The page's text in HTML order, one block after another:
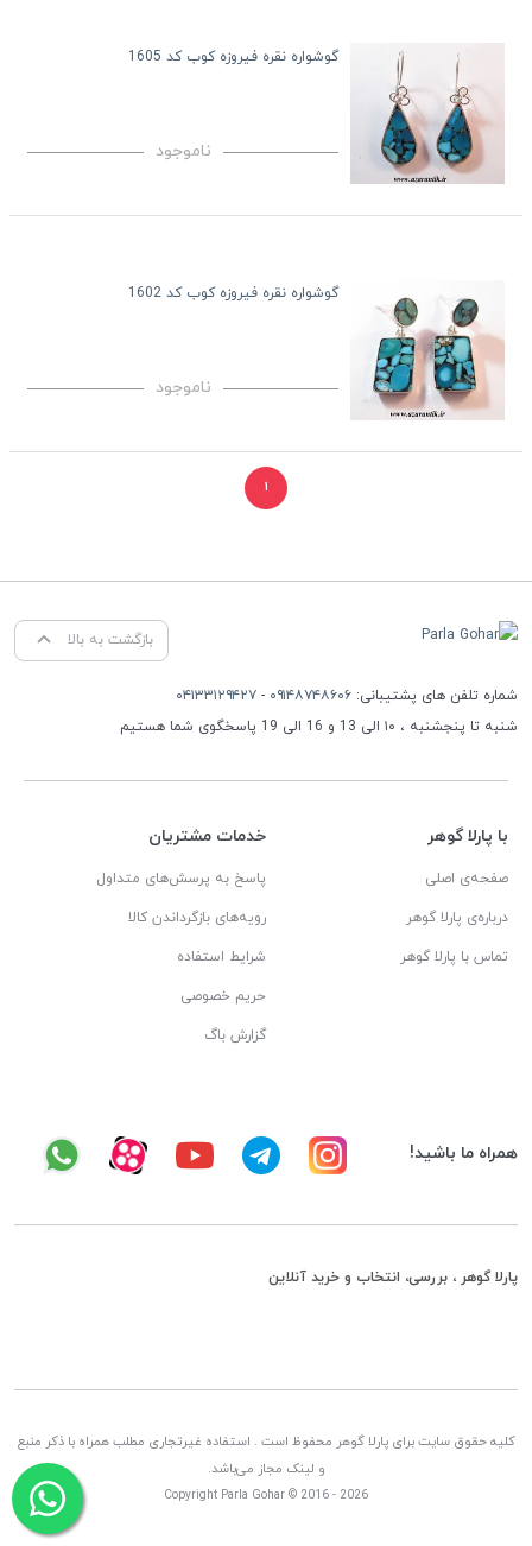
گوشواره نقره فیروزه کوب کد 1605
ناموجود
گوشواره نقره فیروزه کوب کد 1602
ناموجود
۱
بازگشت به بالا
شماره تلفن های پشتیبانی: ۰۹۱۴۸۷۴۸۶۰۶ - ۰۴۱۳۳۱۲۹۴۲۷
شنبه تا پنجشنبه ، ۱۰ الی 13 و 16 الی 19 پاسخگوی شما هستیم
با پارلا گوهر
صفحه‌ی اصلی
درباره‌ی پارلا گوهر
تماس با پارلا گوهر
خدمات مشتریان
پاسخ به پرسش‌های متداول
رویه‌های بازگرداندن کالا
شرایط استفاده
حریم خصوصی
گزارش باگ
همراه ما باشید!
پارلا گوهر ، بررسی، انتخاب و خرید آنلاین
کلیه حقوق سایت برای پارلا گوهر محفوظ است . استفاده غیرتجاری مطلب همراه با ذکر منبع
و لینک مجاز می‌باشد.
Copyright Parla Gohar © 2016 - 2026